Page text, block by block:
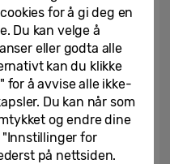
lanserer nye Odyssey
og spillnyheter på
2025
for å gi deg en
Du kan velge å
eller godta alle
kan du klikke
for å avvise alle ikke-
Du kan når som
og endre dine
for
på nettsiden.